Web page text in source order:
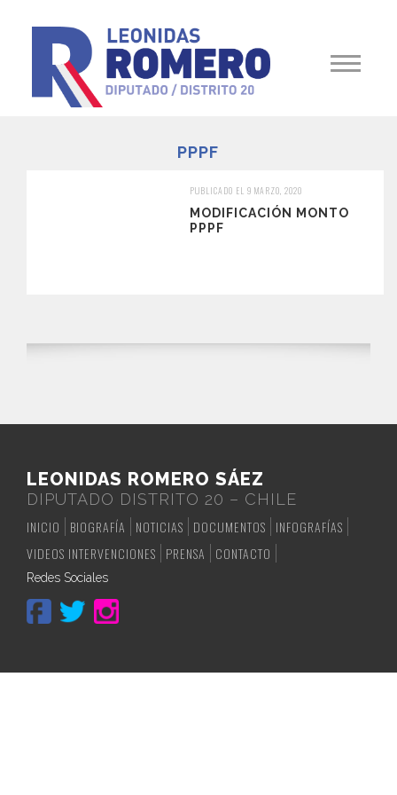
PPPF
PUBLICADO EL 9 MARZO, 2020
MODIFICACIÓN MONTO
PPPF
LEONIDAS ROMERO SÁEZ
DIPUTADO DISTRITO 20 – CHILE
INICIO
BIOGRAFÍA NOTICIAS DOCUMENTOS
INFOGRAFÍAS
VIDEOS INTERVENCIONES
PRENSA CONTACTO
Redes Sociales